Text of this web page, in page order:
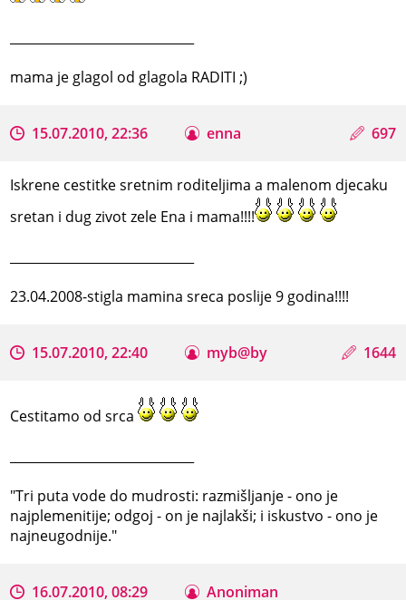
mama je glagol od glagola RADITI ;)
15.07.2010, 22:36 enna 697
Iskrene cestitke sretnim roditeljima a malenom djecaku
sretan i dug zivot zele Ena i mama!!!!
23.04.2008-stigla mamina sreca poslije 9 godina!!!!
15.07.2010, 22:40 myb@by 1644
Cestitamo od srca
‎"Tri puta vode do mudrosti: razmišljanje - ono je
najplemenitije; odgoj - on je najlakši; i iskustvo - ono je
najneugodnije."
16.07.2010, 08:29 Anoniman